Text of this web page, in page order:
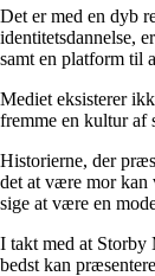
Det er med en dyb
identitetsdannelse,
samt en platform til
Mediet eksisterer
fremme en kultur af
Historierne, der
det at være mor kan
sige at være en
I takt med at Storby
bedst kan